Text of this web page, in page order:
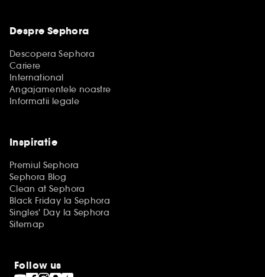
Despre Sephora
Descopera Sephora
Cariere
International
Angajamentele noastre
Informatii legale
Inspiratie
Premiul Sephora
Sephora Blog
Clean at Sephora
Black Friday la Sephora
Singles' Day la Sephora
Sitemap
Follow us